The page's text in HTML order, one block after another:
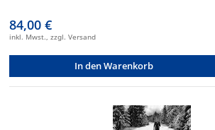
84,00 €
inkl. Mwst., zzgl. Versand
In den Warenkorb